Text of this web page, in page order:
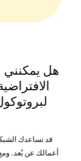
هل يمكنني
أعمالك عن بُعد.